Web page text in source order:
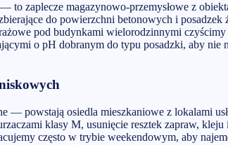
zaplecze magazynowo-przemysłowe z
do powierzchni betonowych i
pod budynkami wielorodzinnymi
o pH dobranym do typu posadzki, aby
powstają osiedla mieszkaniowe z lokalami
klasy M, usunięcie resztek zapraw,
często w trybie weekendowym, aby